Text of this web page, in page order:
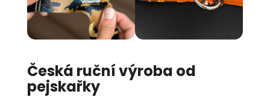
Česká ruční výroba od
pejskařky